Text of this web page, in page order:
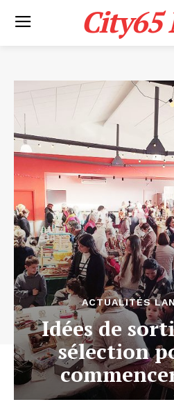
City65
ACTUALITÉS
Idées de
sélection